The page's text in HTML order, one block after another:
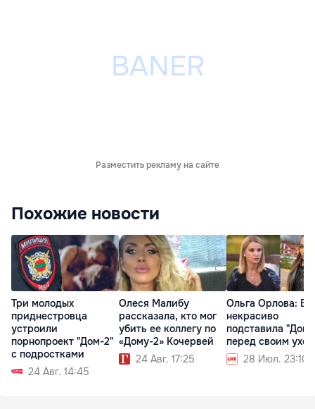
Разместить рекламу на сайте
Похожие новости
Три молодых
приднестровца
устроили
порнопроект "Дом-2"
с подростками
24 Авг. 14:45
Олеся Малибу
рассказала, кто мог
убить ее коллегу по
«Дому-2» Кочервей
24 Авг. 17:25
Ольга Орлова:
некрасиво
подставила
перед своим
28 Июл. 23:10